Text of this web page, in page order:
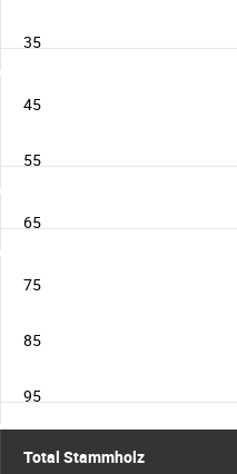
35
45
55
65
75
85
95
Total Stammholz